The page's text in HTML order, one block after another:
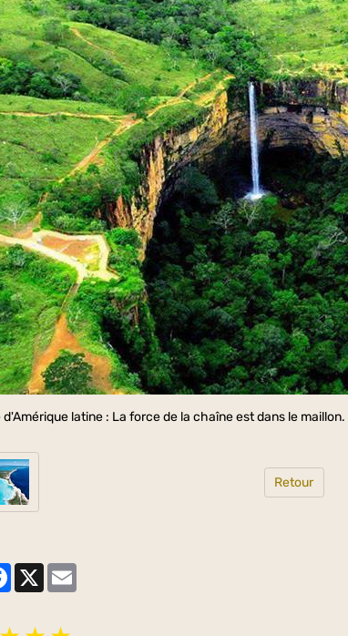
d'Amérique latine : La force de la chaîne est dans le
Retour
Facebook
X